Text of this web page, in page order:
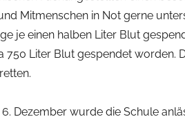
Mitmenschen in Not gerne
je einen halben Liter Blut
750 Liter Blut gespendet worden.
Dezember wurde die Schule